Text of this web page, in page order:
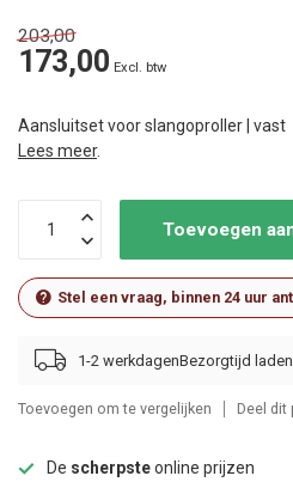
203,00
173,00 Excl. btw
Aansluitset voor slangoproller | vast
Lees meer.
Toevoegen
Stel een vraag, binnen 24 uur
1-2 werkdagen
Toevoegen om te vergelijken Deel dit
De scherpsteonline prijzen